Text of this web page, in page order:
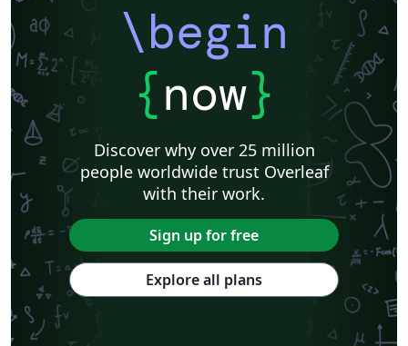
\begin
{now}
Discover why over 25 million
people worldwide trust Overleaf
with their work.
Sign up for free
Explore all plans